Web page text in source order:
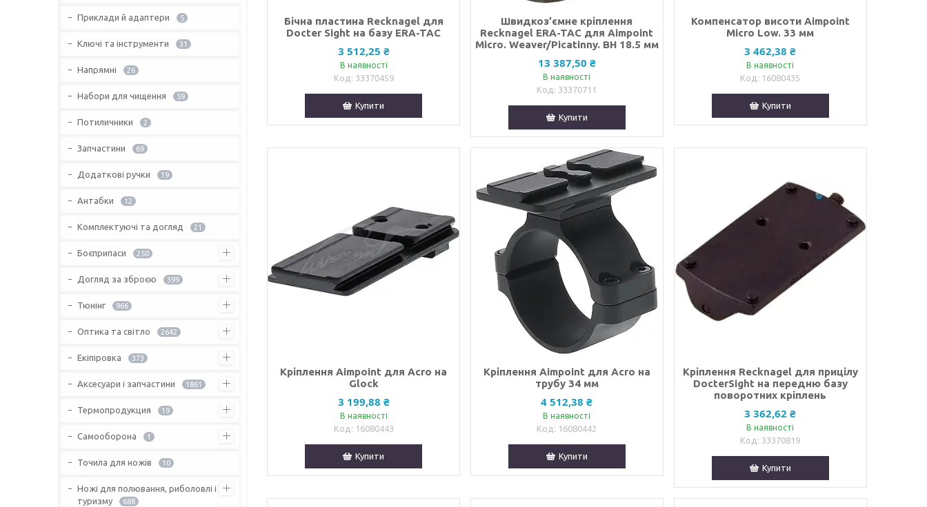
Бічна пластина Recknagel для
Docter Sight на базу ERA-TAC
3 512,25 ₴
В наявності
33370459
Купити
Швидкоз’ємне кріплення
Recknagel ERA-TAC для Aimpoint
Micro. Weaver/Picatinny. BH 18.5 мм
13 387,50 ₴
В наявності
33370711
Купити
Компенсатор висоти Aimpoint
Micro Low. 33 мм
3 462,38 ₴
В наявності
16080435
Купити
Кріплення Aimpoint для Acro на
Glock
3 199,88 ₴
В наявності
16080443
Купити
Кріплення Aimpoint для Acro на
трубу 34 мм
4 512,38 ₴
В наявності
16080442
Купити
Кріплення Recknagel для прицілу
DocterSight на передню базу
поворотних кріплень
3 362,62 ₴
В наявності
33370819
Купити
Приклади й адаптери 5
Ключі та інструменти 31
Напрямні 26
Набори для чищення 59
Потиличники 2
Запчастини 69
Додаткові ручки 19
Антабки 12
Комплектуючі та догляд 21
Боєприпаси 250
Догляд за зброєю 399
Тюнінг 966
Оптика та світло 2642
Екіпіровка 373
Аксесуари і запчастини 1861
Термопродукция 19
Самооборона 1
Точила для ножів 10
Ножі для полювання, риболовлі і
туризму
688